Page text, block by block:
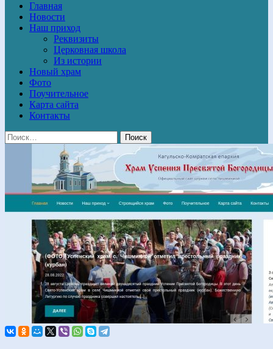
Главная
Новости
Наш приход
Реквизиты
Церковная школа
Из истории
Новый храм
Фото
Поучительное
Карта сайта
Контакты